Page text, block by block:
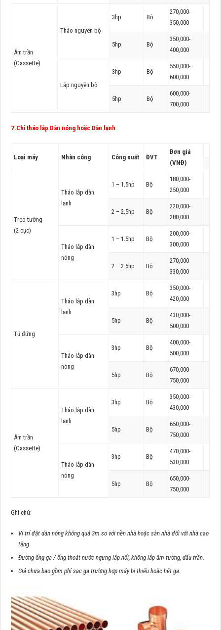
Âm trần
(Cassette)
Tháo nguyên bộ
3hp Bộ
270,000-
350,000
5hp Bộ
350,000-
400,000
Lắp nguyên bộ
3hp Bộ
550,000-
600,000
5hp Bộ
600,000-
700,000
7.Chỉ tháo lắp Dàn nóng hoặc Dàn lạnh
Loại máy Nhân công Công suất ĐVT
Đơn giá
(VNĐ)
Treo tường
(2 cục)
Tháo lắp dàn
lạnh
1 – 1.5hp Bộ
180,000-
250,000
2 – 2.5hp Bộ
220,000-
280,000
Tháo lắp dàn
nóng
1 – 1.5hp Bộ
200,000-
300,000
2 – 2.5hp Bộ
270,000-
330,000
Tủ đứng
Tháo lắp dàn
lạnh
3hp Bộ
350,000-
420,000
5hp Bộ
430,000-
500,000
Tháo lắp dàn
nóng
3hp Bộ
400,000-
500,000
5hp Bộ
670,000-
750,000
Âm trần
(Cassette)
Tháo lắp dàn
lạnh
3hp Bộ
350,000-
430,000
5hp Bộ
650,000-
750,000
Tháo lắp dàn
nóng
3hp Bộ
470,000-
530,000
5hp Bộ
650,000-
750,000
Ghi chú:
Vị trí đặt dàn nóng không quá 3m so với nền nhà hoặc sàn nhà đối với nhà cao
tầng
Đường ống ga / ống thoát nước ngưng lắp nổi, không lắp âm tường, dấu trần.
Giá chưa bao gồm phí sạc ga trường hợp máy bị thiếu hoặc hết ga.